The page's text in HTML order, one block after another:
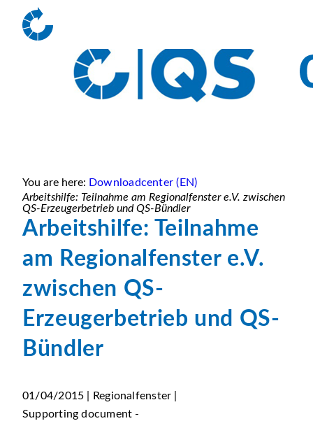
You are here: Downloadcenter (EN)
Arbeitshilfe: Teilnahme am Regionalfenster e.V. zwischen
QS-Erzeugerbetrieb und QS-Bündler
Arbeitshilfe: Teilnahme
am Regionalfenster e.V.
zwischen QS-
Erzeugerbetrieb und QS-
Bündler
01/04/2015 | Regionalfenster |
Supporting document -